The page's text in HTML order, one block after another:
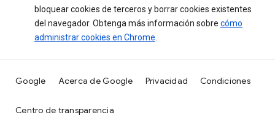
bloquear cookies de terceros y borrar cookies existentes
del navegador. Obtenga más información sobre cómo
administrar cookies en Chrome.
Google Acerca de Google Privacidad Condiciones
Centro de transparencia